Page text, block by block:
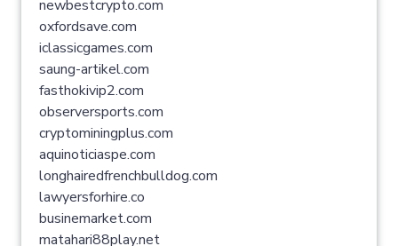
newbestcrypto.com
oxfordsave.com
iclassicgames.com
saung-artikel.com
fasthokivip2.com
observersports.com
cryptominingplus.com
aquinoticiaspe.com
longhairedfrenchbulldog.com
lawyersforhire.co
businemarket.com
matahari88play.net